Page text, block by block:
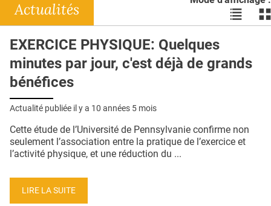
DOSSIERS
RÉSEAUX
E-REVUE SAD
L'APP
PUBLICITÉ
CONTACT
Voir
les
liste
les
Actualités
EXERCICE PHYSIQUE: Quelques
minutes par jour, c'est déjà de grands
bénéfices
Actualité publiée il y a 10 années 5 mois
Cette étude de l’Université de Pennsylvanie confirme non
seulement l’association entre la pratique de l’exercice et
l’activité physique, et une réduction du ...
LIRE LA SUITE